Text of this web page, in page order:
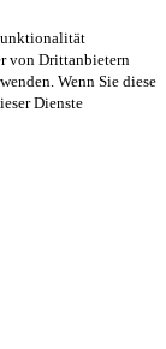
von Drittanbietern
Wenn Sie diese
Dienste